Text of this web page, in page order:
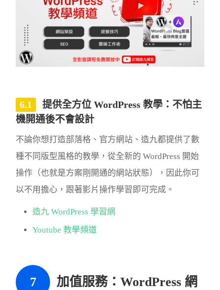
提供全方位 WordPress 教學：不怕主
機開通後不會設計
不論你想打造部落格、官方網站、造九都提供了數
種不同版型風格的教學，從全新的 WordPress 開始
操作（也就是方案剛開通的網站狀態），因此你可
以不用擔心，跟著影片操作學習即可完成。
造九 WordPress 學習網
Youtube 教學頻道
加值服務：WordPress 網